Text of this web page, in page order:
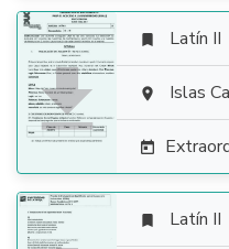

 Latín II
 Islas

 Latín II